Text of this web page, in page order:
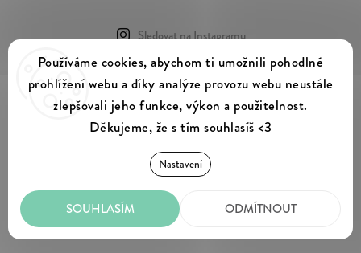
Používáme cookies, abychom ti umožnili pohodlné
prohlížení webu a díky analýze provozu webu neustále
zlepšovali jeho funkce, výkon a použitelnost.
Děkujeme, že s tím souhlasíš <3
Nastavení
ODMÍTNOUT
SOUHLASÍM
Sledovat na Instagramu
Vytvořil Shoptet
Copyright 2026Summer & Myles . Všechna práva vyhrazena.
Upravit nastavení cookies